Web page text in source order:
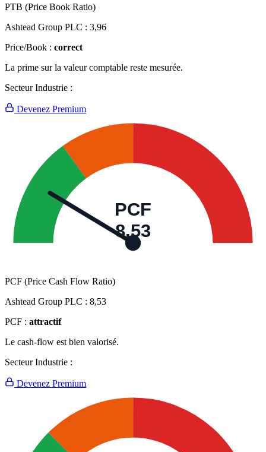
PTB (Price Book Ratio)
Ashtead Group PLC : 3,96
Price/Book : correct
La prime sur la valeur comptable reste mesurée.
Secteur Industrie :
Devenez Premium
PCF
8,53
PCF (Price Cash Flow Ratio)
Ashtead Group PLC : 8,53
PCF : attractif
Le cash-flow est bien valorisé.
Secteur Industrie :
Devenez Premium